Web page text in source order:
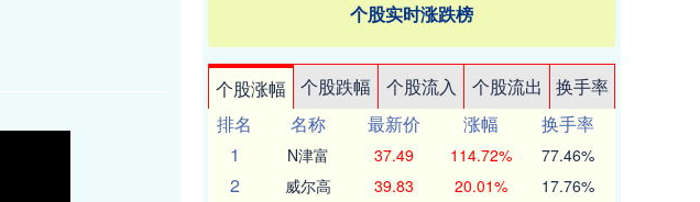
个股实时涨跌榜
个股涨幅 个股跌幅 个股流入 个股流出
换手率
排名
名称 最新价 涨幅
换手率
1
N津富 37.49 114.72% 77.46%
2 威尔高 39.83 20.01% 17.76%